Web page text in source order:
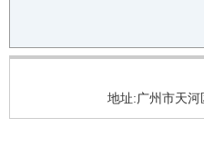
地址:广州市天河